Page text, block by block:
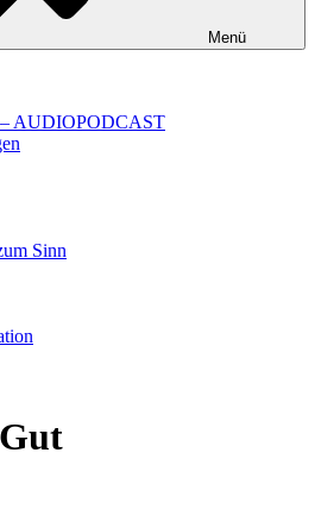
Menü
AUDIOPODCAST
Sinn
Gut